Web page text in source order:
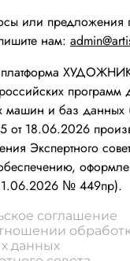
или предложения
нам:
платформа
программ
машин и баз данных
от 18.06.2026
Экспертного
№ 449пр).
соглашение
данных